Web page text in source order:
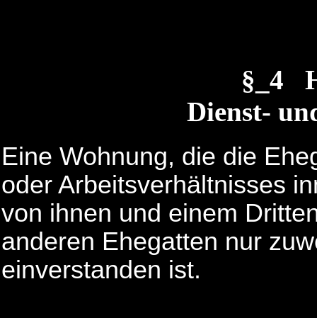
§_4
Dienst-
Eine Wohnung, die die
oder Arbeitsverhältnisses
von ihnen und einem
anderen Ehegatten nur
einverstanden ist.